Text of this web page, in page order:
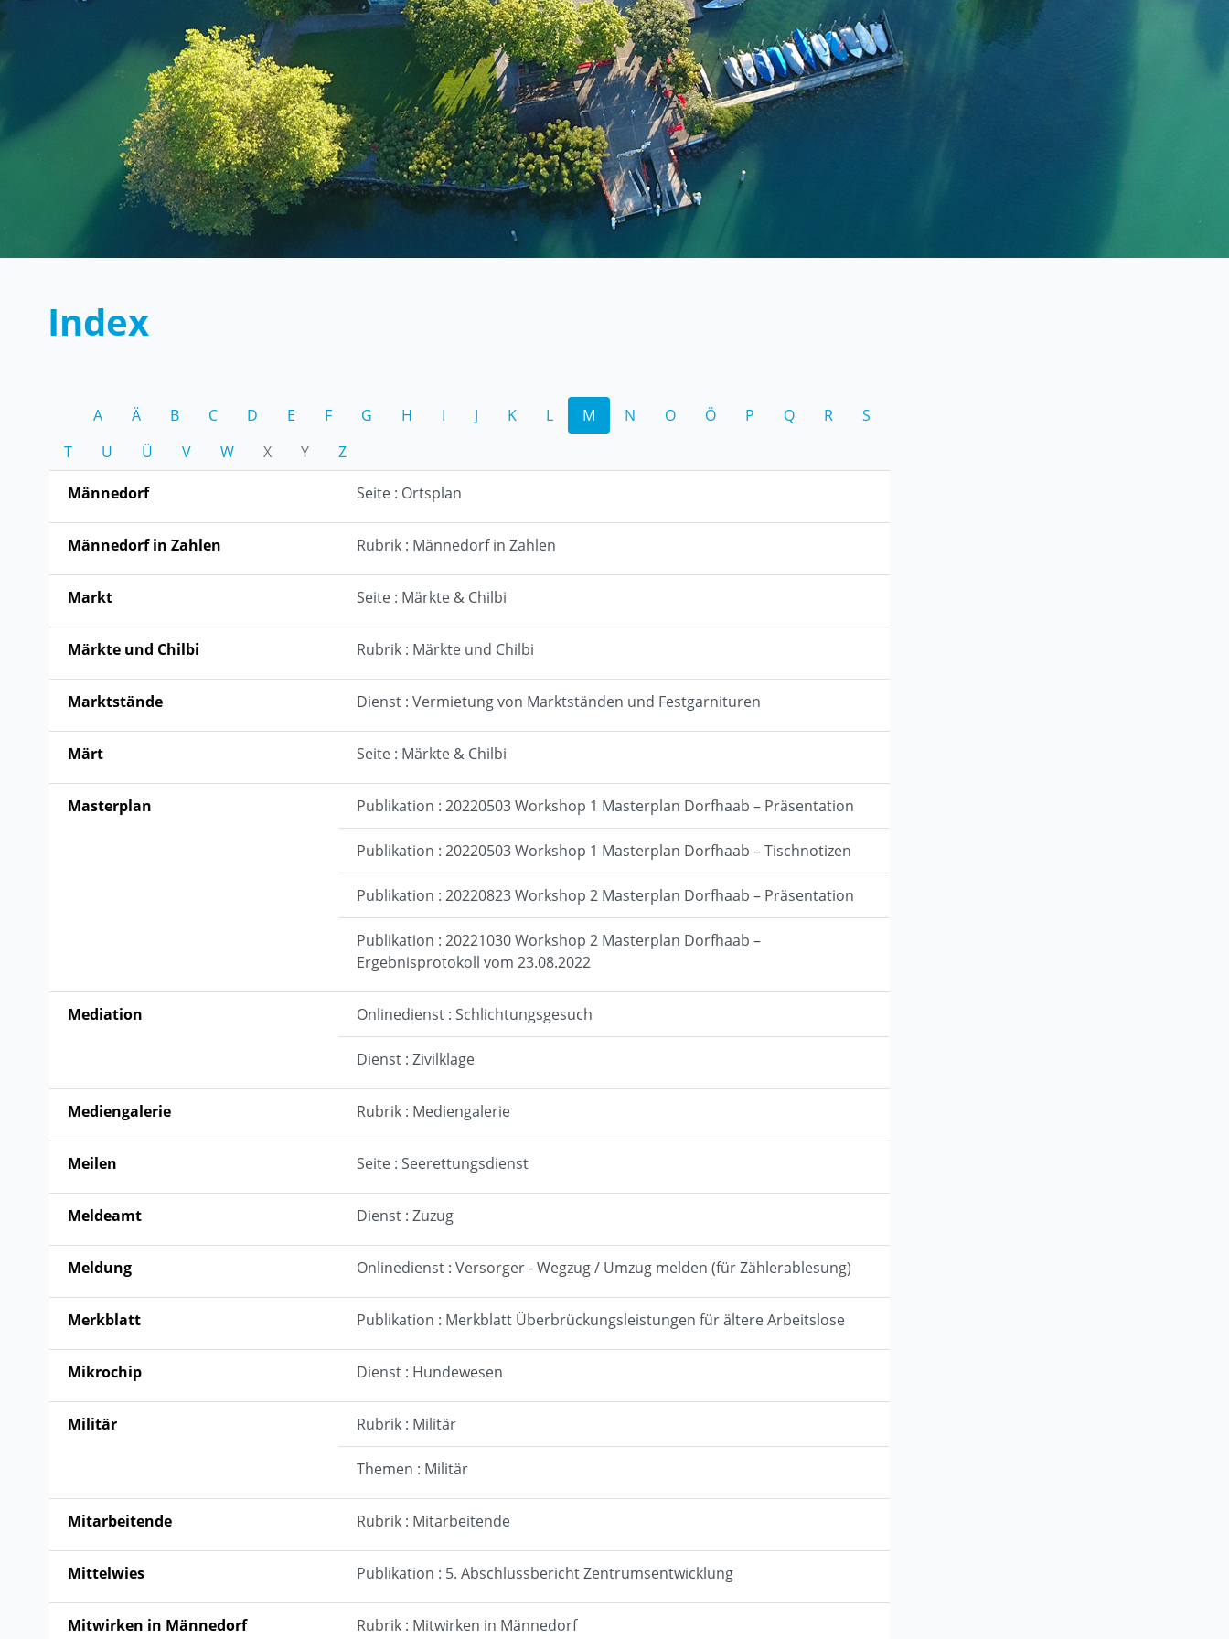
Index
A Ä B C D E F G H I J K L M N O Ö P Q R
S
T
U Ü V W X Y Z
Männedorf Seite : Ortsplan
Männedorf in Zahlen Rubrik : Männedorf in Zahlen
Markt Seite : Märkte & Chilbi
Märkte und Chilbi Rubrik : Märkte und Chilbi
Marktstände Dienst : Vermietung von Marktständen und Festgarnituren
Märt Seite : Märkte & Chilbi
Masterplan Publikation : 20220503 Workshop 1 Masterplan Dorfhaab – Präsentation
Publikation : 20220503 Workshop 1 Masterplan Dorfhaab – Tischnotizen
Publikation : 20220823 Workshop 2 Masterplan Dorfhaab – Präsentation
Publikation : 20221030 Workshop 2 Masterplan Dorfhaab –
Ergebnisprotokoll vom 23.08.2022
Mediation Onlinedienst : Schlichtungsgesuch
Dienst : Zivilklage
Mediengalerie Rubrik : Mediengalerie
Meilen Seite : Seerettungsdienst
Meldeamt Dienst : Zuzug
Meldung Onlinedienst : Versorger - Wegzug / Umzug melden (für Zählerablesung)
Merkblatt Publikation : Merkblatt Überbrückungsleistungen für ältere Arbeitslose
Mikrochip Dienst : Hundewesen
Militär Rubrik : Militär
Themen : Militär
Mitarbeitende Rubrik : Mitarbeitende
Mittelwies Publikation : 5. Abschlussbericht Zentrumsentwicklung
Mitwirken in Männedorf Rubrik : Mitwirken in Männedorf